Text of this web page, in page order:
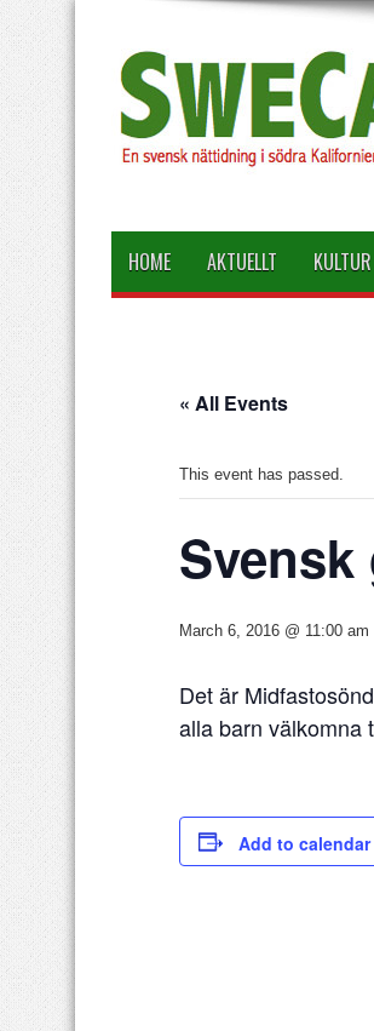
HOME AKTUELLT KULTUR
« All Events
This event has passed.
March 6, 2016 @ 11:00 am
Det är
alla barn välkomna
Add to calendar